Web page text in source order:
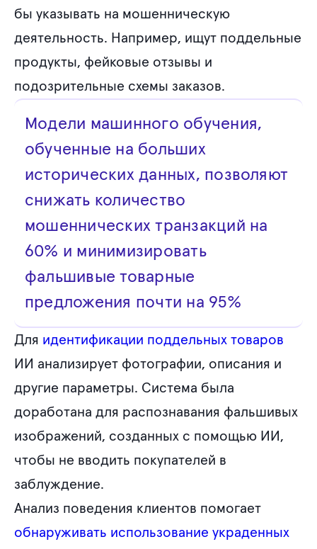
бы указывать на мошенническую
деятельность. Например, ищут поддельные
продукты, фейковые отзывы и
подозрительные схемы заказов.
Модели машинного обучения,
обученные на больших
исторических данных, позволяют
снижать количество
мошеннических транзакций на
60% и минимизировать
фальшивые товарные
предложения почти на 95%
Для идентификации поддельных товаров
ИИ анализирует фотографии, описания и
другие параметры. Система была
доработана для распознавания фальшивых
изображений, созданных с помощью ИИ,
чтобы не вводить покупателей в
заблуждение.
Анализ поведения клиентов помогает
обнаруживать использование украденных